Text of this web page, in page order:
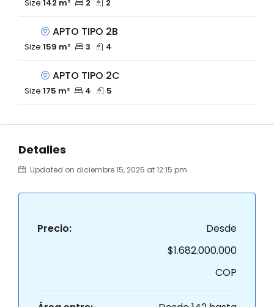
Size:142 m² 2 2
APTO TIPO 2B
Size:159 m² 3 4
APTO TIPO 2C
Size:175 m² 4 5
Detalles
Updated on diciembre 15, 2025 at 12:15 pm
Precio:
Desde
$1.682.000.000
COP